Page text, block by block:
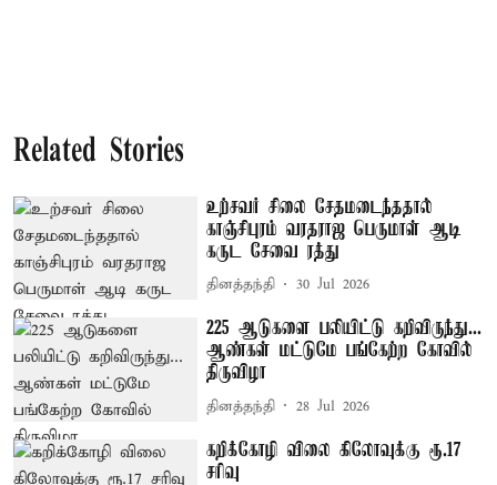
Related Stories
உற்சவர் சிலை சேதமடைந்ததால்
காஞ்சிபுரம் வரதராஜ பெருமாள் ஆடி
கருட சேவை ரத்து
தினத்தந்தி 30 Jul 2026
225 ஆடுகளை பலியிட்டு கறிவிருந்து...
ஆண்கள் மட்டுமே பங்கேற்ற கோவில்
திருவிழா
தினத்தந்தி 28 Jul 2026
கறிக்கோழி விலை கிலோவுக்கு ரூ.17
சரிவு